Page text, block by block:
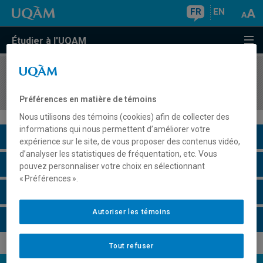
FR EN
Étudier à l'UQAM
COURS//
Description du cours
Horaire - Été 2026
Préférences en matière de témoins
Nous utilisons des témoins (cookies) afin de collecter des
informations qui nous permettent d’améliorer votre
expérience sur le site, de vous proposer des contenus vidéo,
d’analyser les statistiques de fréquentation, etc. Vous
pouvez personnaliser votre choix en sélectionnant
« Préférences ».
Tout refuser
Autoriser les témoins